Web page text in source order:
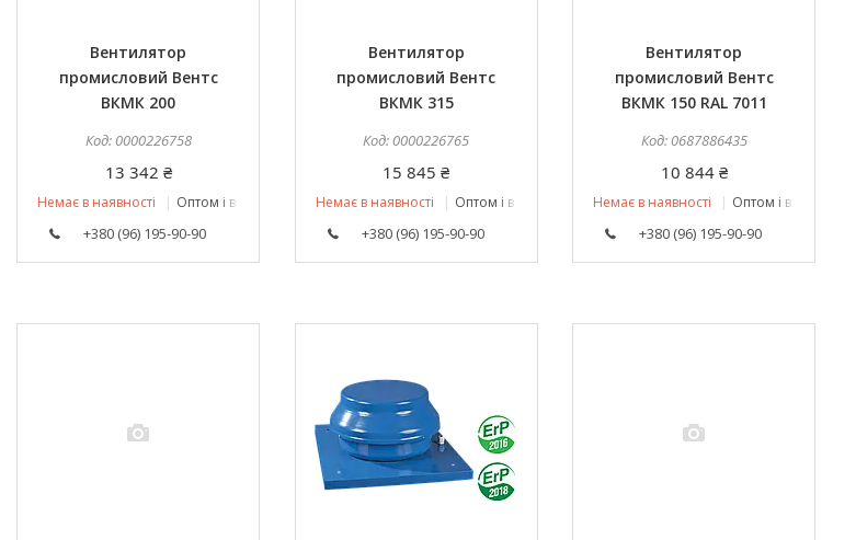
Вентилятор
промисловий Вентс
ВКМК 200
0000226758
13 342 ₴
Немає в наявності Оптом і в роздріб
+380 (96) 195-90-90
Вентилятор
промисловий Вентс
ВКМК 315
0000226765
15 845 ₴
Немає в наявності Оптом і в роздріб
+380 (96) 195-90-90
Вентилятор
промисловий Вентс
ВКМК 150 RAL 7011
0687886435
10 844 ₴
Немає в наявності Оптом і в роздріб
+380 (96) 195-90-90